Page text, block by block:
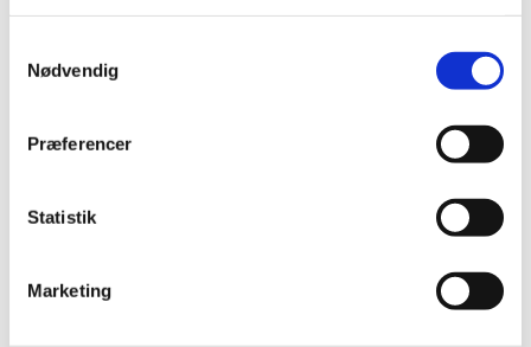
Nødvendig
Præferencer
Statistik
Marketing